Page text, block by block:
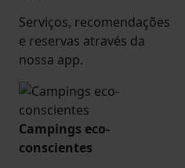
Serviços, recomendações
e reservas através da
nossa app.
Campings eco-
conscientes